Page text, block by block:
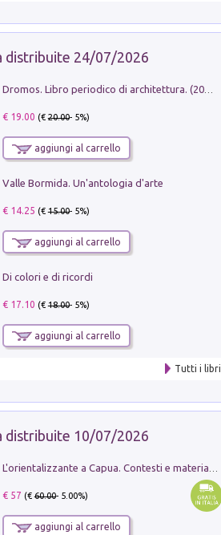
24/07/2026
Dromos. Libro periodico di architettura. (2026). Vol. 15: Post-model
€ 19.00 (€20.00- 5%)
aggiungi al carrello
Valle Bormida. Un'antologia d'arte
€ 14.25 (€15.00- 5%)
aggiungi al carrello
Di colori e di ricordi
€ 17.10 (€18.00- 5%)
aggiungi al carrello
Tutti i libri
10/07/2026
€ 57 (€60.00- 5.00%)
aggiungi al carrello